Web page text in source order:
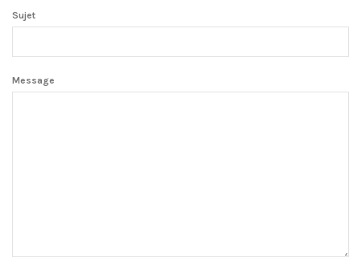
Sujet
Message